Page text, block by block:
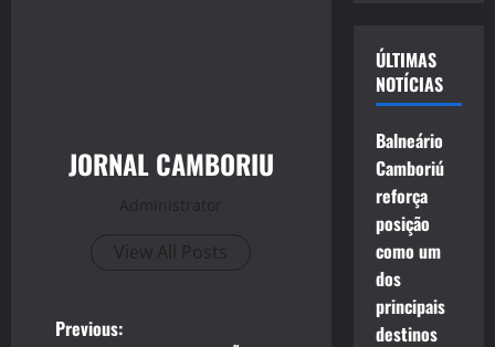
JORNAL CAMBORIU
Administrator
View All Posts
P
Previous:
ÚLTIMAS
NOTÍCIAS
Balneário
Camboriú
reforça
posição
como um
dos
principais
destinos